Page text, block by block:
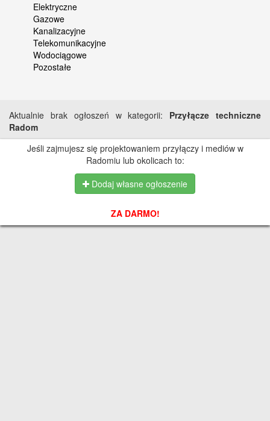
Elektryczne
Gazowe
Kanalizacyjne
Telekomunikacyjne
Wodociągowe
Pozostałe
Aktualnie brak ogłoszeń w kategorii: Przyłącze techniczne
Radom
Jeśli zajmujesz się projektowaniem przyłączy i mediów w
Radomiu lub okolicach to:
Dodaj własne ogłoszenie
ZA DARMO!